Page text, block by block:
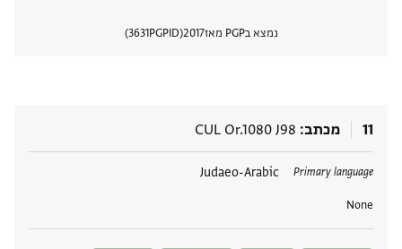
נמצא בPGP מאז 2017
PGPID
3631
11 מכתב CUL Or.1080 J98
Primary language
Judaeo-Arabic
None
תגים